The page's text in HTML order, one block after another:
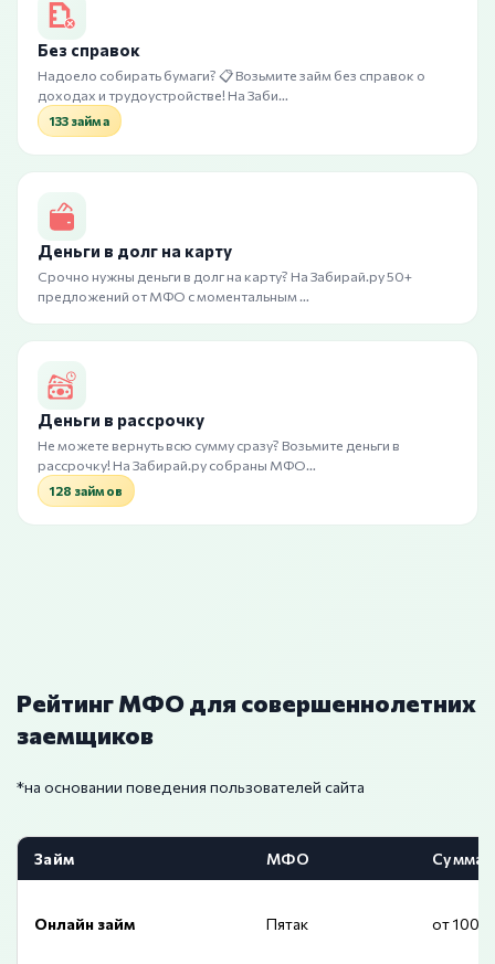
Без справок
Надоело собирать бумаги? 📋 Возьмите займ без справок о
доходах и трудоустройстве! На Заби…
133 займа
Деньги в долг на карту
Срочно нужны деньги в долг на карту? На Забирай.ру 50+
предложений от МФО с моментальным …
Деньги в рассрочку
Не можете вернуть всю сумму сразу? Возьмите деньги в
рассрочку! На Забирай.ру собраны МФО…
128 займов
Рейтинг МФО для совершеннолетних
заемщиков
*на основании поведения пользователей сайта
Займ МФО Сумма
Онлайн займ Пятак от